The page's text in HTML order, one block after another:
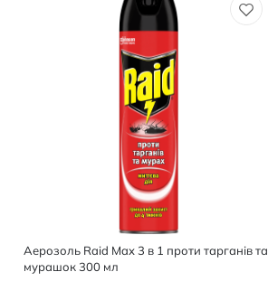
Аерозоль Raid Max 3 в 1 проти тарганів та
мурашок 300 мл